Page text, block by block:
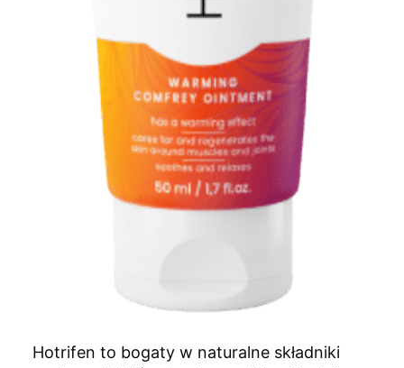
Hotrifen to bogaty w naturalne składniki